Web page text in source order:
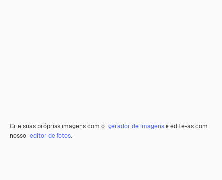
Crie suas próprias imagens com o gerador de imagense edite-as com
nosso editor de fotos.